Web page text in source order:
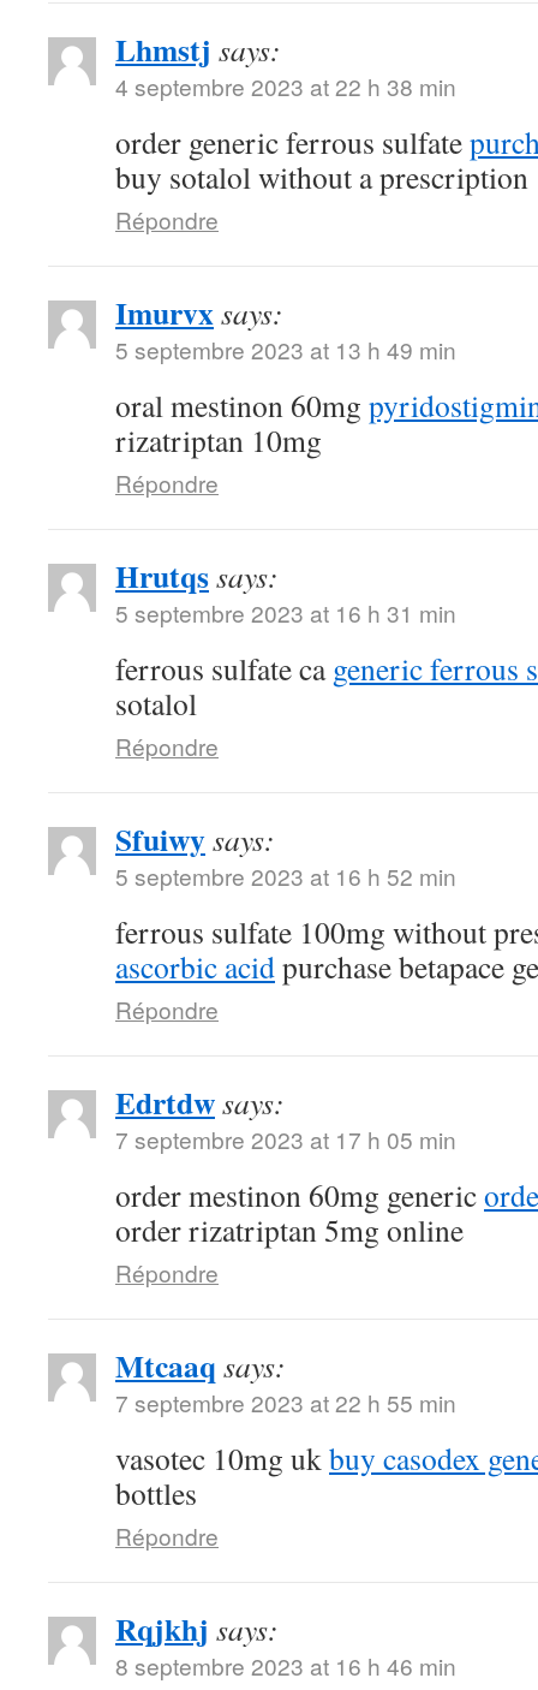
Lhmstj says:
4 septembre 2023 at 22 h 38 min
order generic ferrous sulfate
buy sotalol without a prescription
Répondre
Imurvxsays:
5 septembre 2023 at 13 h 49 min
oral mestinon 60mg
rizatriptan 10mg
Répondre
Hrutqssays:
5 septembre 2023 at 16 h 31 min
ferrous sulfate cageneric ferrous
sotalol
Répondre
Sfuiwysays:
5 septembre 2023 at 16 h 52 min
ferrous sulfate 100mg without
ascorbic acidpurchase betapace
Répondre
Edrtdwsays:
7 septembre 2023 at 17 h 05 min
order mestinon 60mg generic
order rizatriptan 5mg online
Répondre
Mtcaaq says:
7 septembre 2023 at 22 h 55 min
vasotec 10mg ukbuy casodex
bottles
Répondre
Rqjkhj says:
8 septembre 2023 at 16 h 46 min